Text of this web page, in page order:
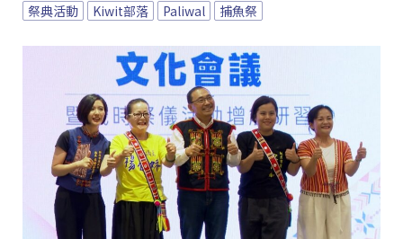
祭典活動 Kiwit部落 Paliwal 捕魚祭